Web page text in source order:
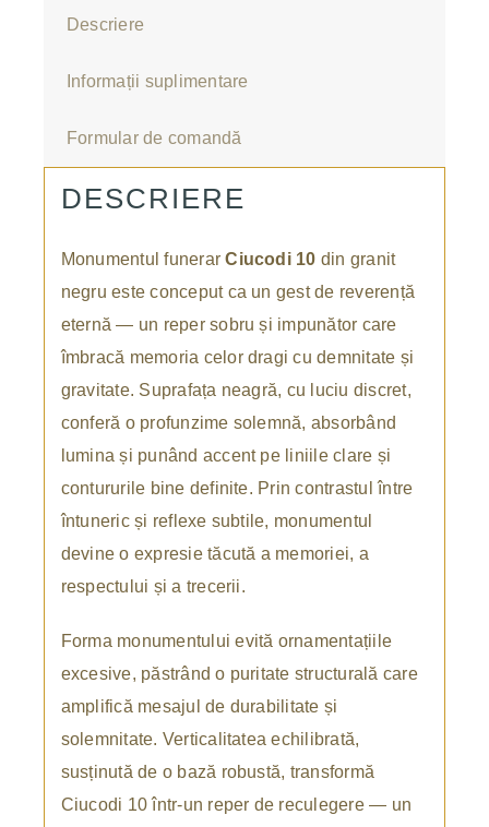
Descriere
Informații suplimentare
Formular de comandă
DESCRIERE
Monumentul funerarCiucodi 10 din granit
negru este conceput ca un gest de reverență
eternă — un reper sobru și impunător care
îmbracă memoria celor dragi cu demnitate și
gravitate. Suprafața neagră, cu luciu discret,
conferă o profunzime solemnă, absorbând
lumina și punând accent pe liniile clare și
contururile bine definite. Prin contrastul între
întuneric și reflexe subtile, monumentul
devine o expresie tăcută a memoriei, a
respectului și a trecerii.
Forma monumentului evită ornamentațiile
excesive, păstrând o puritate structurală care
amplifică mesajul de durabilitate și
solemnitate. Verticalitatea echilibrată,
susținută de o bază robustă, transformă
Ciucodi 10 într-un reper de reculegere — un